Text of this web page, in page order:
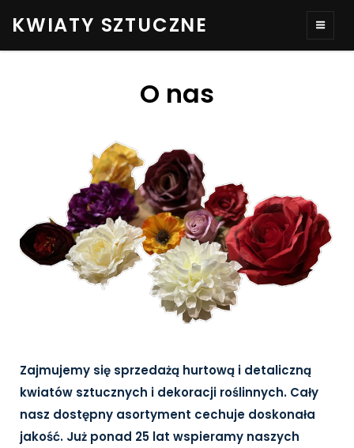
KWIATY SZTUCZNE
O nas
Zajmujemy się sprzedażą hurtową i detaliczną
kwiatów sztucznych i dekoracji roślinnych. Cały
nasz dostępny asortyment cechuje doskonała
jakość. Już ponad 25 lat wspieramy naszych